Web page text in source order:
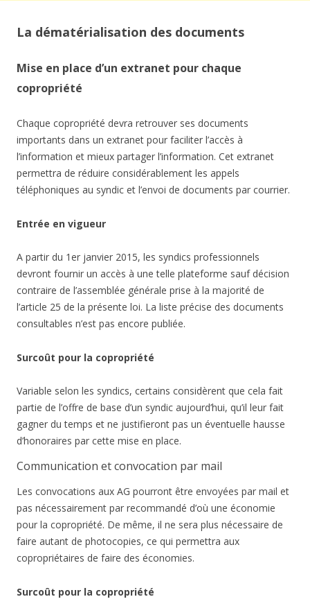
La dématérialisation des documents
Mise en place d’un extranet pour chaque
copropriété
Chaque copropriété devra retrouver ses documents
importants dans un extranet pour faciliter l’accès à
l’information et mieux partager l’information. Cet extranet
permettra de réduire considérablement les appels
téléphoniques au syndic et l’envoi de documents par courrier.
Entrée en vigueur
A partir du 1er janvier 2015, les syndics professionnels
devront fournir un accès à une telle plateforme sauf décision
contraire de l’assemblée générale prise à la majorité de
l’article 25 de la présente loi. La liste précise des documents
consultables n’est pas encore publiée.
Surcoût pour la copropriété
Variable selon les syndics, certains considèrent que cela fait
partie de l’offre de base d’un syndic aujourd’hui, qu’il leur fait
gagner du temps et ne justifieront pas un éventuelle hausse
d’honoraires par cette mise en place.
Communication et convocation par mail
Les convocations aux AG pourront être envoyées par mail et
pas nécessairement par recommandé d’où une économie
pour la copropriété. De même, il ne sera plus nécessaire de
faire autant de photocopies, ce qui permettra aux
copropriétaires de faire des économies.
Surcoût pour la copropriété